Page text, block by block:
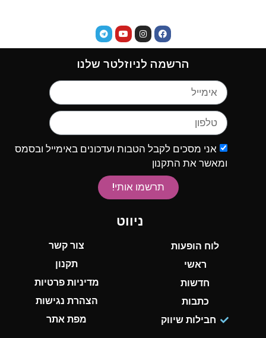
הרשמה לניוזלטר שלנו
אני מסכים לקבל הטבות ועדכונים באימייל ובסמס
ומאשר את התקנון
תרשמו אותי!
ניווט
לוח הופעות
ראשי
חדשות
כתבות
חבילות שיווק
צור קשר
תקנון
מדיניות פרטיות
הצהרת נגישות
מפת אתר